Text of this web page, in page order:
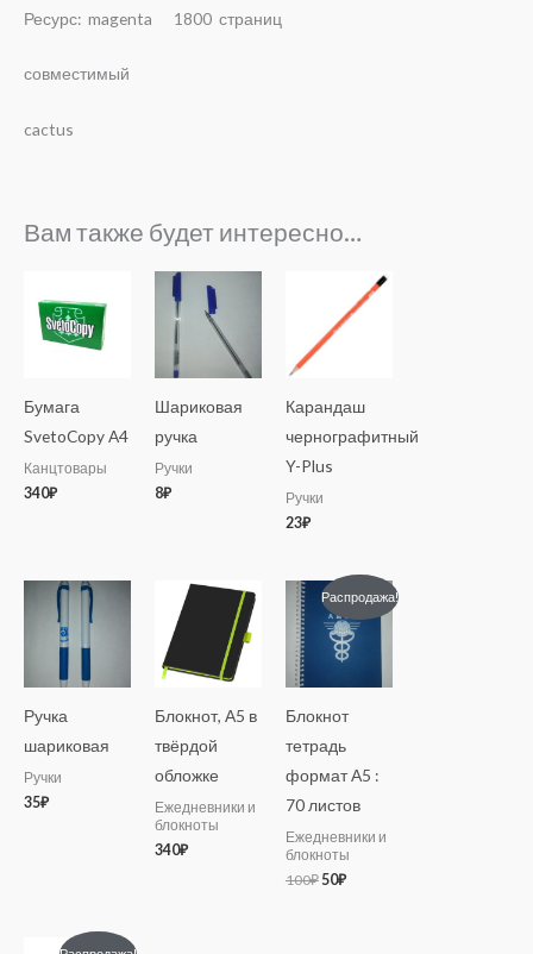
Ресурс: magenta 1800 страниц
совместимый
cactus
Вам также будет интересно…
Бумага
SvetoCopy A4
Канцтовары
340₽
Шариковая
ручка
Ручки
8₽
Карандаш
чернографитный
Y-Plus
Ручки
23₽
Ручка
шариковая
Ручки
35₽
Блокнот, А5 в
твёрдой
обложке
Ежедневники и
блокноты
340₽
Распродажа!
Блокнот
тетрадь
формат А5 :
70 листов
Ежедневники и
блокноты
100₽
Первоначальная
цена
составляла
100₽.
50₽
Текущая
цена:
50₽.
Первоначальная
Текущая